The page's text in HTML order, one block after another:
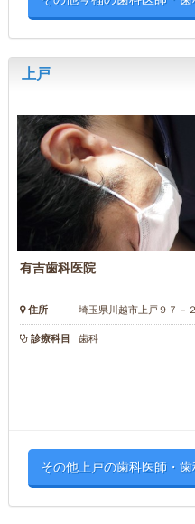
上戸
有吉歯科医院
住所 埼玉県川越市上戸９７－２
診療科目 歯科
その他上戸の歯科医師・